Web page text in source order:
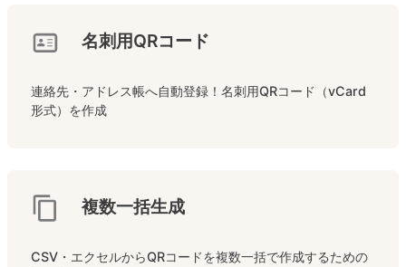
名刺用QRコード
連絡先・アドレス帳へ自動登録！名刺用QRコード（vCard
形式）を作成
複数一括生成
CSV・エクセルからQRコードを複数一括で作成するための